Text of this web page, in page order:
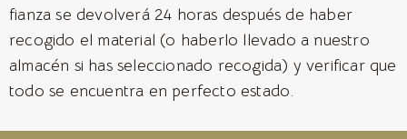
fianza se devolverá 24 horas después de haber
recogido el material (o haberlo llevado a nuestro
almacén si has seleccionado recogida) y verificar que
todo se encuentra en perfecto estado.